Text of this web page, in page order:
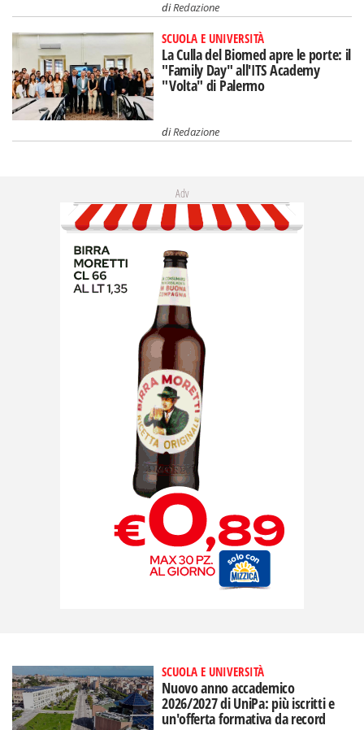
diRedazione
SCUOLA E UNIVERSITÀ
La Culla del Biomed apre le porte: il
"Family Day" all'ITS Academy
"Volta" di Palermo
diRedazione
Adv
SCUOLA E UNIVERSITÀ
Nuovo anno accademico
2026/2027 di UniPa: più iscritti e
un'offerta formativa da record